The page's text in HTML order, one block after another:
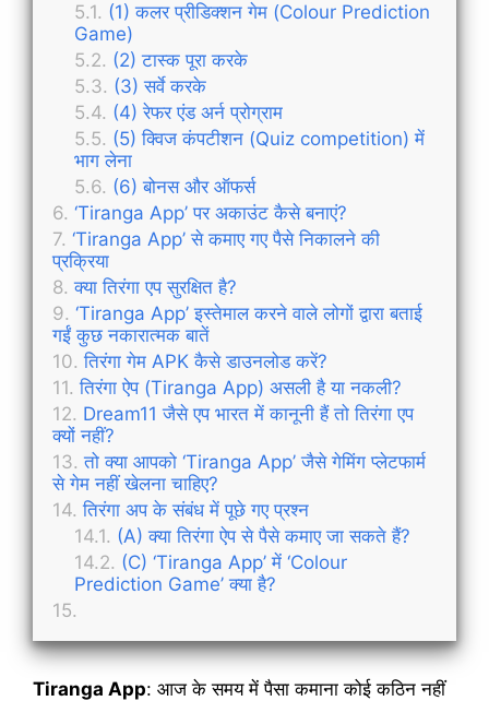
(1) कलर प्रीडिक्शन गेम (Colour Prediction
Game)
(2) टास्क पूरा करके
(3) सर्वे करके
(4) रेफर एंड अर्न प्रोग्राम
(5) क्विज कंपटीशन (Quiz competition) में
भाग लेना
(6) बोनस और ऑफर्स
‘Tiranga App’ पर अकाउंट कैसे बनाएं?
‘Tiranga App’ से कमाए गए पैसे निकालने की
प्रक्रिया
क्या तिरंगा एप सुरक्षित है?
‘Tiranga App’ इस्तेमाल करने वाले लोगों द्वारा बताई
गईं कुछ नकारात्मक बातें
तिरंगा गेम APK कैसे डाउनलोड करें?
तिरंगा ऐप (Tiranga App) असली है या नकली?
Dream11 जैसे एप भारत में कानूनी हैं तो तिरंगा एप
क्यों नहीं?
तो क्या आपको ‘Tiranga App’ जैसे गेमिंग प्लेटफार्म
से गेम नहीं खेलना चाहिए?
तिरंगा अप के संबंध में पूछे गए प्रश्न
(A) क्या तिरंगा ऐप से पैसे कमाए जा सकते हैं?
(C) ‘Tiranga App’ में ‘Colour
Prediction Game’ क्या है?
Tiranga App: आज के समय में पैसा कमाना कोई कठिन नहीं